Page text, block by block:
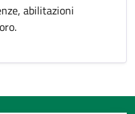
abilitazioni